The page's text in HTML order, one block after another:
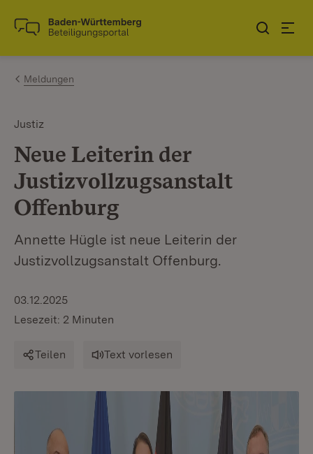
Zum Inhalt springen
Link zur Startseite
Meldungen
Justiz
Neue Leiterin der
Justizvollzugsanstalt
Offenburg
Annette Hügle ist neue Leiterin der
Justizvollzugsanstalt Offenburg.
03.12.2025
Lesezeit: 2 Minuten
Teilen Text vorlesen